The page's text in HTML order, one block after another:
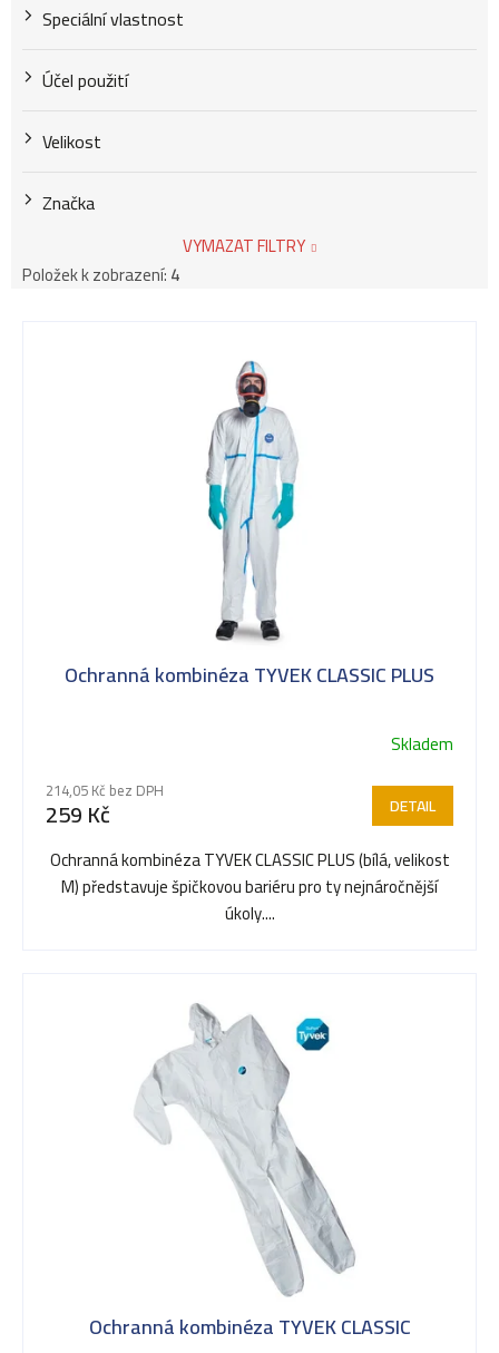
Speciální vlastnost
Účel použití
Velikost
Značka
VYMAZAT FILTRY
Položek k zobrazení:4
Ochranná kombinéza TYVEK CLASSIC PLUS
Skladem
214,05 Kč bez DPH
259 Kč DETAIL
Ochranná kombinéza TYVEK CLASSIC PLUS (bílá, velikost
M) představuje špičkovou bariéru pro ty nejnáročnější
úkoly....
Ochranná kombinéza TYVEK CLASSIC